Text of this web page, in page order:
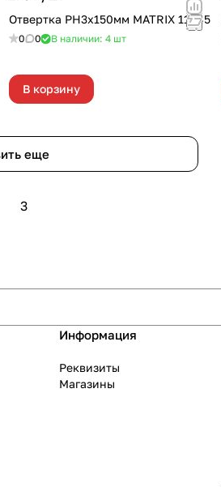
Отвертка PH3х150мм MATRIX 11445
0 0 В наличии: 4 шт
В корзину
еще
3
Информация
Реквизиты
Магазины